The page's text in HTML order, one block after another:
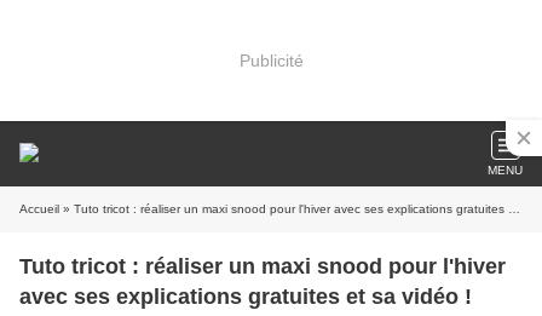
Publicité
MENU
Accueil » Tuto tricot : réaliser un maxi snood pour l'hiver avec ses explications gratuites et sa vidéo !
Tuto tricot : réaliser un maxi snood pour l'hiver
avec ses explications gratuites et sa vidéo !